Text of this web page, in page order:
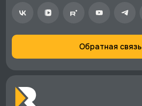
Обратная связь